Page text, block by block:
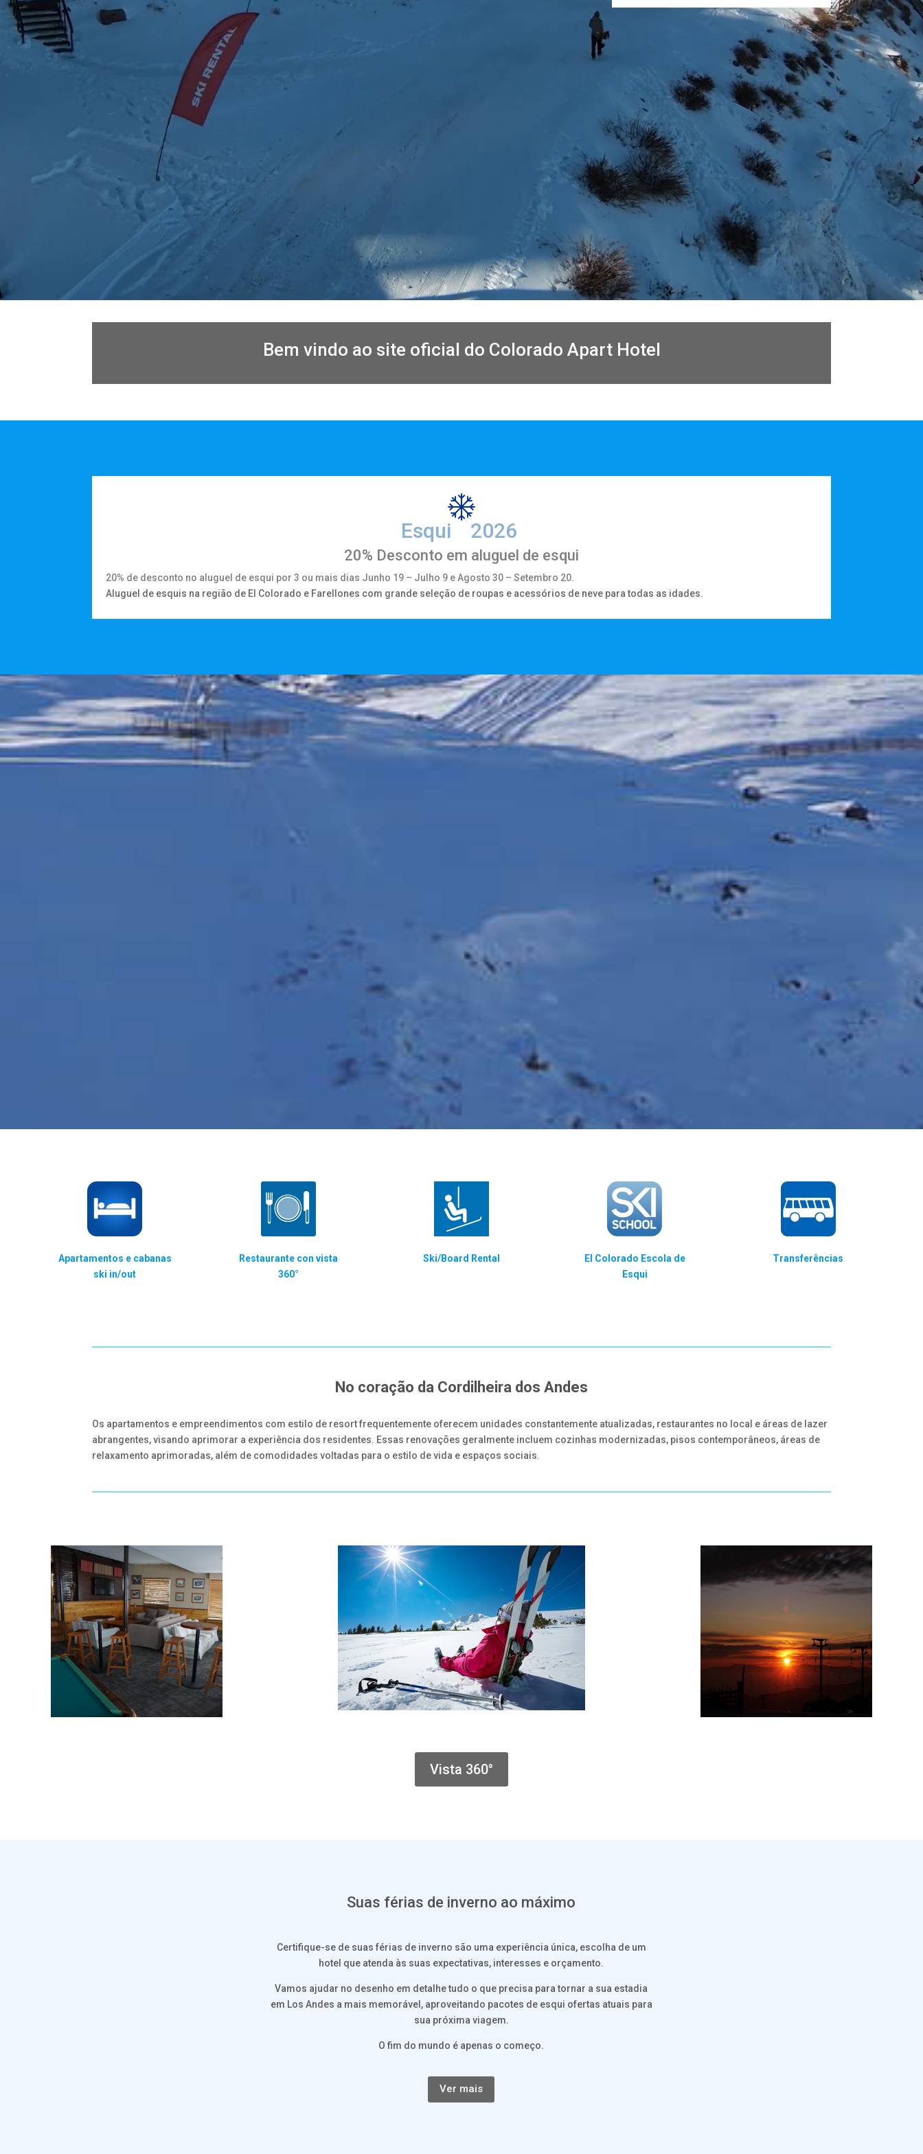
Bem vindo ao site oficial do Colorado Apart Hotel
Esqui 2026
20% Desconto em aluguel de esqui
20% de desconto no aluguel de esqui por 3 ou mais dias Junho 19 – Julho 9 e Agosto 30 – Setembro 20.
Aluguel de esquis na região de El Colorado e Farellones com grande seleção de roupas e acessórios de neve para todas as idades.
Apartamentos e cabanas
ski in/out
Restaurante con vista
360°
Ski/Board Rental
El Colorado Escola de
Esqui
Transferências
No coração da Cordilheira dos Andes
Os apartamentos e empreendimentos com estilo de resort frequentemente oferecem unidades constantemente atualizadas, restaurantes no local e áreas de lazer
abrangentes, visando aprimorar a experiência dos residentes. Essas renovações geralmente incluem cozinhas modernizadas, pisos contemporâneos, áreas de
relaxamento aprimoradas, além de comodidades voltadas para o estilo de vida e espaços sociais.
Vista 360°
Suas férias de inverno ao máximo
Certifique-se de suas férias de inverno são uma experiência única, escolha de um
hotel que atenda às suas expectativas, interesses e orçamento.
Vamos ajudar no desenho em detalhe tudo o que precisa para tornar a sua estadia
em Los Andes a mais memorável, aproveitando pacotes de esqui ofertas atuais para
sua próxima viagem.
O fim do mundo é apenas o começo.
Ver mais